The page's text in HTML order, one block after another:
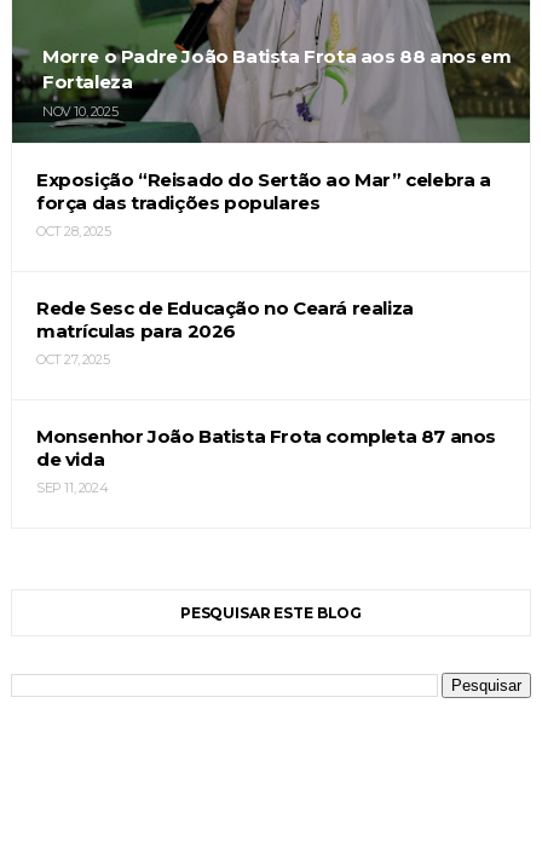
Morre o Padre João Batista Frota aos 88 anos em
Fortaleza
NOV 10, 2025
Exposição “Reisado do Sertão ao Mar” celebra a
força das tradições populares
OCT 28, 2025
Rede Sesc de Educação no Ceará realiza
matrículas para 2026
OCT 27, 2025
Monsenhor João Batista Frota completa 87 anos
de vida
SEP 11, 2024
PESQUISAR ESTE BLOG